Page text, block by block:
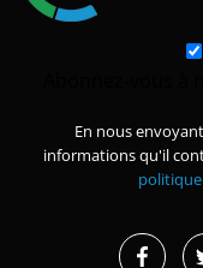
En nous
informations qu'il